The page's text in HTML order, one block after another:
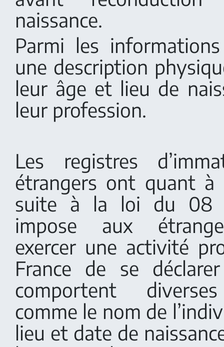
naissance.
Parmi les
une description
leur âge et lieu de
leur profession.
Les registres
étrangers ont quant à
suite à la loi du 08
impose aux
exercer une activité
France de se
comportent
comme le nom de
lieu et date de